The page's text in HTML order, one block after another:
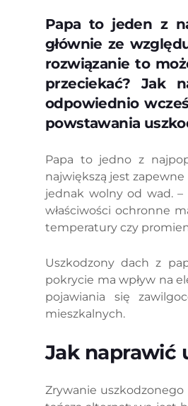
Papa to jeden z
głównie ze
rozwiązanie to
przeciekać? Jak
odpowiednio
powstawania
Papa to jedno z
największą jest
jednak wolny od wad.
właściwości ochronne
temperatury czy
Uszkodzony dach z
pokrycie ma wpływ na
pojawiania się
mieszkalnych.
Jak naprawić
Zrywanie uszkodzonego